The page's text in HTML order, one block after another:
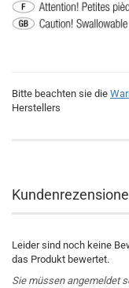
Bitte beachten sie die
Herstellers
Leider sind noch keine
das Produkt bewertet.
Sie müssen angemeldet